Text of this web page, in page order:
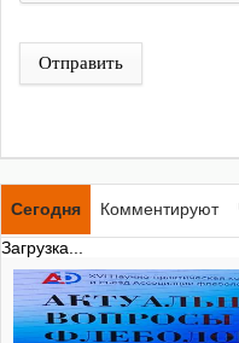
Отправить
Сегодня Комментируют
Загрузка...